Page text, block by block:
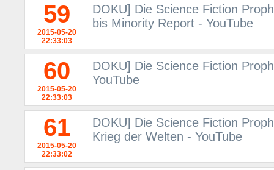
59
2015-05-20
22:33:03
DOKU] Die Science Fiction
bis Minority Report - YouTube
60
2015-05-20
22:33:03
DOKU] Die Science Fiction
YouTube
61
2015-05-20
22:33:02
DOKU] Die Science Fiction
Krieg der Welten - YouTube